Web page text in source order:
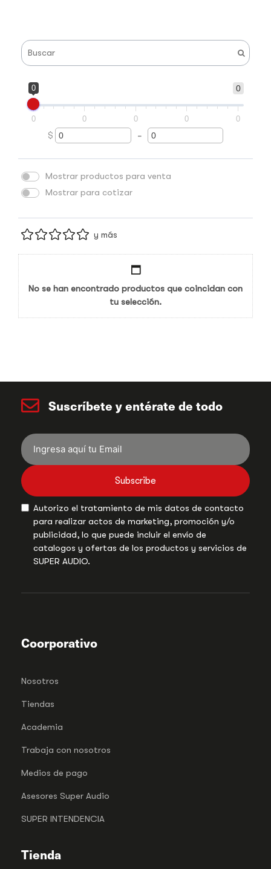
0
0
0 0 0 0 0
$
Minimum Price
-
Maximum Price
Mostrar productos para venta
Mostrar para cotizar
y más
No se han encontrado productos que coincidan con
tu selección.
Suscríbete y entérate de todo
Subscribe
Autorizo el tratamiento de mis datos de contacto
para realizar actos de marketing, promoción y/o
publicidad, lo que puede incluir el envío de
catalogos y ofertas de los productos y servicios de
SUPER AUDIO.
Coorporativo
Nosotros
Tiendas
Academia
Trabaja con nosotros
Medios de pago
Asesores Super Audio
SUPER INTENDENCIA
Tienda